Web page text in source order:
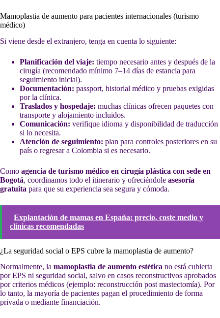
Mamoplastia de aumento para pacientes internacionales (turismo
médico)
Si viene desde el extranjero, tenga en cuenta lo siguiente:
Planificación del viaje: tiempo necesario antes y después de la
cirugía (recomendado mínimo 7–14 días de estancia para
seguimiento inicial).
Documentación: passport, historial médico y pruebas exigidas
por la clínica.
Traslados y hospedaje: muchas clínicas ofrecen paquetes con
transporte y alojamiento incluidos.
Comunicación: verifique idioma y disponibilidad de traducción
si lo necesita.
Atención de seguimiento: plan para controles posteriores en su
país o regresar a Colombia si es necesario.
Como agencia de turismo médico en cirugía plástica con sede en
Bogotá, coordinamos todo el itinerario y ofreciéndole asesoría
gratuita para que su experiencia sea segura y cómoda.
Explantación de mamas en España: precio, coste medio y
clínicas recomendadas
¿La seguridad social o EPS cubre la mamoplastia de aumento?
Normalmente, la mamoplastia de aumento estética no está cubierta
por EPS ni seguridad social, salvo en casos reconstructivos aprobados
por criterios médicos (ejemplo: reconstrucción post mastectomía). Por
lo tanto, la mayoría de pacientes pagan el procedimiento de forma
privada o mediante financiación.